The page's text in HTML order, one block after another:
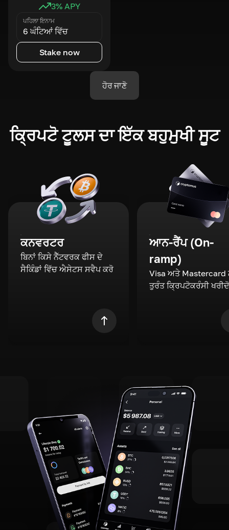
3% APY
ਪਹਿਲਾ ਇਨਾਮ
6 ਘੰਟਿਆਂ ਵਿੱਚ
Stake now
ਹੋਰ ਜਾਣੋ
ਕ੍ਰਿਪਟੋ ਟੂਲਸ ਦਾ ਇੱਕ ਬਹੁਮੁਖੀ ਸੂਟ
ਕਨਵਰਟਰ
ਬਿਨਾਂ ਕਿਸੇ ਨੈੱਟਵਰਕ ਫੀਸ ਦੇ
ਸੈਕਿੰਡਾਂ ਵਿੱਚ ਐਸੇਟਸ ਸਵੈਪ ਕਰੋ
ਆਨ-ਰੈਂਪ (On-
ramp)
Visa ਅਤੇ Mastercard
ਤੁਰੰਤ ਕ੍ਰਿਪਟੋਕਰੰਸੀ ਖਰੀਦੋ